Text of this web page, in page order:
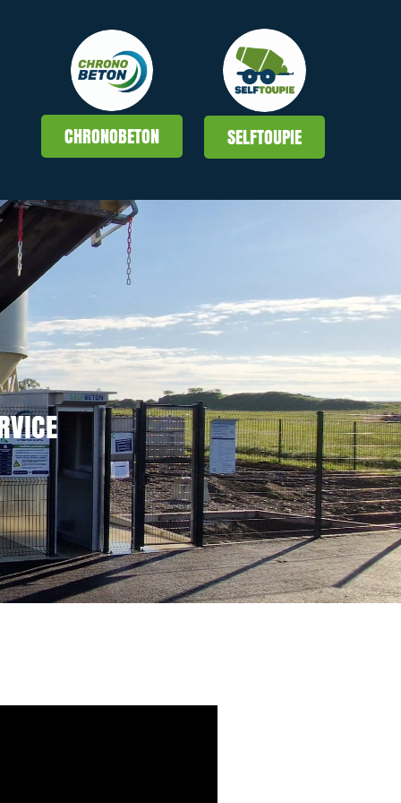
CHRONOBETON SELFTOUPIE